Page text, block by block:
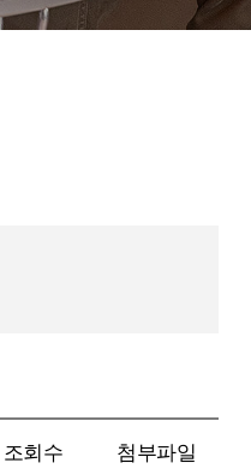
조회수 첨부파일